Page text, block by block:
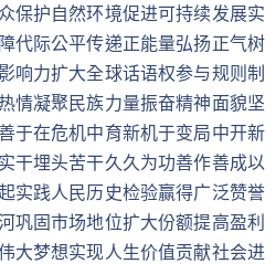
保护自然环境促进可持续发展实
代际公平传递正能量弘扬正气树
响力扩大全球话语权参与规则制
情凝聚民族力量振奋精神面貌坚
于在危机中育新机于变局中开新
干埋头苦干久久为功善作善成以
实践人民历史检验赢得广泛赞誉
巩固市场地位扩大份额提高盈利
大梦想实现人生价值贡献社会进